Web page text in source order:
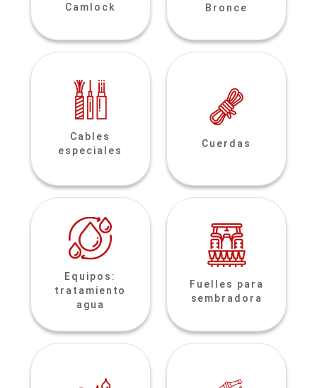
Camlock
Bronce
Cables
especiales
Cuerdas
Equipos:
tratamiento
agua
Fuelles para
sembradora